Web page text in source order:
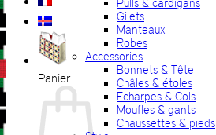
Panier
Pulls & cardigans
Gilets
Manteaux
Robes
Accessories
Bonnets & Tête
Châles & étoles
Echarpes & Cols
Moufles & gants
Chaussettes & pieds